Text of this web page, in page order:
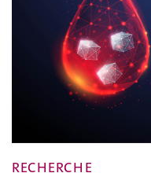
RECHERCHE